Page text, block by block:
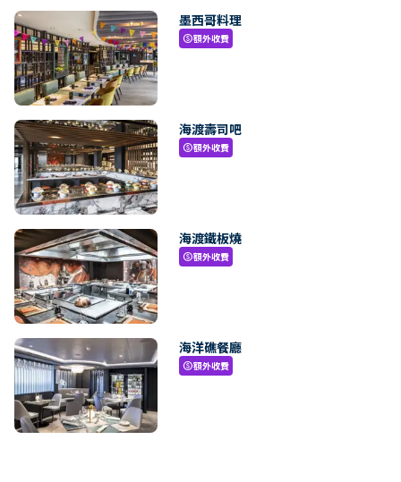
墨西哥料理
paid額外收費
海渡壽司吧
paid額外收費
海渡鐵板燒
paid額外收費
海洋礁餐廳
paid額外收費